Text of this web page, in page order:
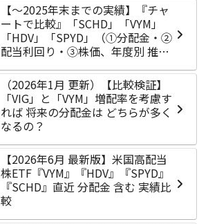
【～2025年末までの実績】『チャ
ートで比較』「SCHD」「VYM」
「HDV」「SPYD」（①分配金・②
配当利回り・③株価、年度別 推
（2026年1月 更新）【比較検証】
「VIG」と「VYM」増配率を考慮す
れば 将来の分配金は どちらが多く
なるの？
【2026年6月 最新版】米国高配当
株ETF『VYM』『HDV』『SPYD』
『SCHD』直近 分配金 含む 実績比
較